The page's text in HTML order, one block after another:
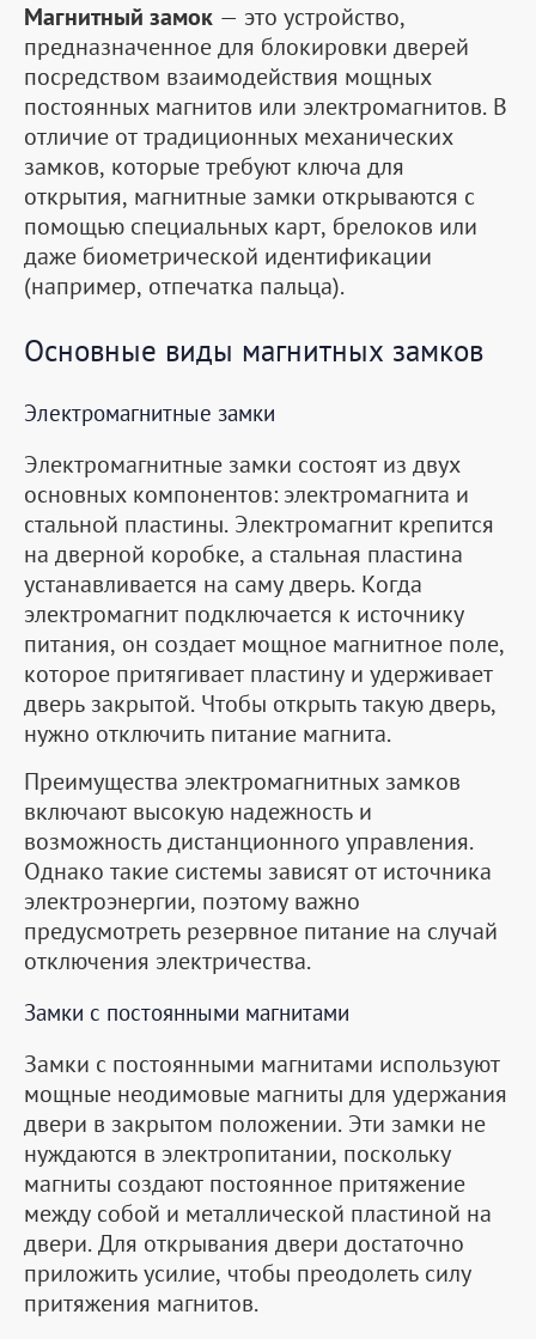
Магнитный замок — это устройство,
предназначенное для блокировки дверей
посредством взаимодействия мощных
постоянных магнитов или электромагнитов. В
отличие от традиционных механических
замков, которые требуют ключа для
открытия, магнитные замки открываются с
помощью специальных карт, брелоков или
даже биометрической идентификации
(например, отпечатка пальца).
Основные виды магнитных замков
Электромагнитные замки
Электромагнитные замки состоят из двух
основных компонентов: электромагнита и
стальной пластины. Электромагнит крепится
на дверной коробке, а стальная пластина
устанавливается на саму дверь. Когда
электромагнит подключается к источнику
питания, он создает мощное магнитное поле,
которое притягивает пластину и удерживает
дверь закрытой. Чтобы открыть такую дверь,
нужно отключить питание магнита.
Преимущества электромагнитных замков
включают высокую надежность и
возможность дистанционного управления.
Однако такие системы зависят от источника
электроэнергии, поэтому важно
предусмотреть резервное питание на случай
отключения электричества.
Замки с постоянными магнитами
Замки с постоянными магнитами используют
мощные неодимовые магниты для удержания
двери в закрытом положении. Эти замки не
нуждаются в электропитании, поскольку
магниты создают постоянное притяжение
между собой и металлической пластиной на
двери. Для открывания двери достаточно
приложить усилие, чтобы преодолеть силу
притяжения магнитов.